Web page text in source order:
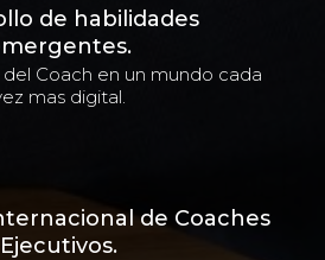
de habilidades
del Coach en un mundo cada
mas digital.
de Coaches
Ejecutivos.